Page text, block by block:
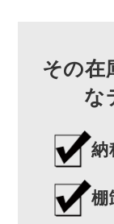
その在
な
納
棚